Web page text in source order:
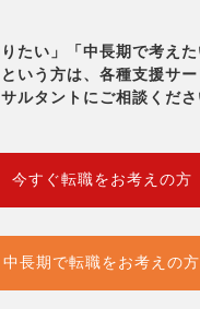
りたい」「中長期で考え
いう方は、各種支援サー
ルタントにご相談くださ
今すぐ転職をお考えの方
中長期で転職をお考えの方